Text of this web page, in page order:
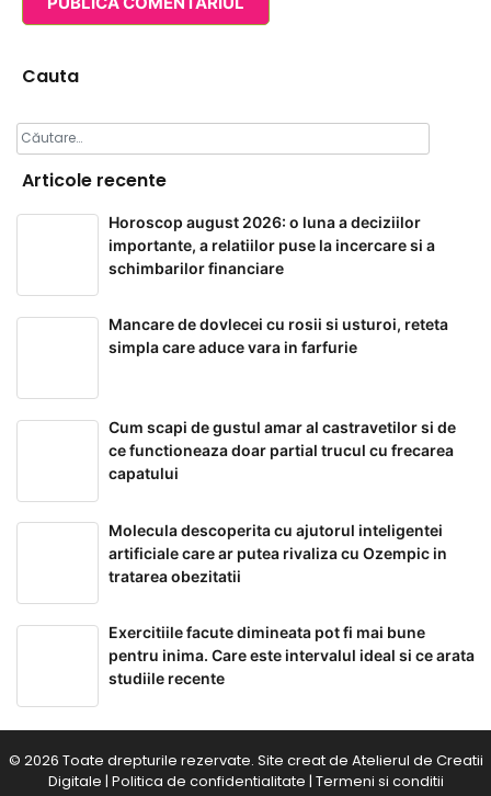
Cauta
Caută
după:
Articole recente
Horoscop august 2026: o luna a deciziilor
importante, a relatiilor puse la incercare si a
schimbarilor financiare
Mancare de dovlecei cu rosii si usturoi, reteta
simpla care aduce vara in farfurie
Cum scapi de gustul amar al castravetilor si de
ce functioneaza doar partial trucul cu frecarea
capatului
Molecula descoperita cu ajutorul inteligentei
artificiale care ar putea rivaliza cu Ozempic in
tratarea obezitatii
Exercitiile facute dimineata pot fi mai bune
pentru inima. Care este intervalul ideal si ce arata
studiile recente
© 2026 Toate drepturile rezervate. Site creat de Atelierul de Creatii
Digitale | Politica de confidentialitate | Termeni si conditii